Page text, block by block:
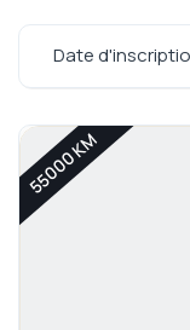
Date
55000 KM